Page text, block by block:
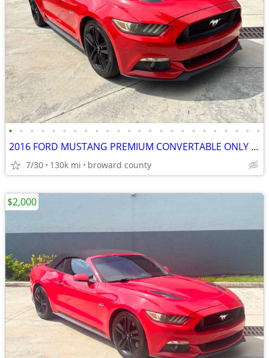
• • • • • • • • • • • • • • • • • • • • • • • •
2016 FORD MUSTANG PREMIUM CONVERTABLE ONLY 2K DOWN CALL 786-630-9843
7/30 130k mi broward county
$2,000